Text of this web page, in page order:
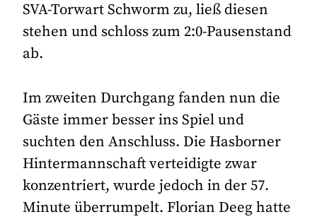
SVA-Torwart Schworm zu, ließ diesen
stehen und schloss zum 2:0-Pausenstand
ab.
Im zweiten Durchgang fanden nun die
Gäste immer besser ins Spiel und
suchten den Anschluss. Die Hasborner
Hintermannschaft verteidigte zwar
konzentriert, wurde jedoch in der 57.
Minute überrumpelt. Florian Deeg hatte